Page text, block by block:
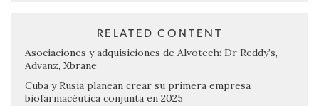
RELATED CONTENT
Asociaciones y adquisiciones de Alvotech: Dr Reddy’s,
Advanz, Xbrane
Cuba y Rusia planean crear su primera empresa
biofarmacéutica conjunta en 2025